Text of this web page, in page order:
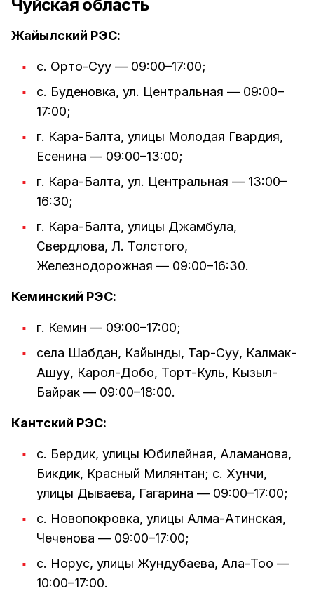
Чуйская область
Жайылский РЭС:
с. Орто-Суу — 09:00–17:00;
с. Буденовка, ул. Центральная — 09:00–
17:00;
г. Кара-Балта, улицы Молодая Гвардия,
Есенина — 09:00–13:00;
г. Кара-Балта, ул. Центральная — 13:00–
16:30;
г. Кара-Балта, улицы Джамбула,
Свердлова, Л. Толстого,
Железнодорожная — 09:00–16:30.
Кеминский РЭС:
г. Кемин — 09:00–17:00;
села Шабдан, Кайынды, Тар-Суу, Калмак-
Ашуу, Карол-Добо, Торт-Куль, Кызыл-
Байрак — 09:00–18:00.
Кантский РЭС:
с. Бердик, улицы Юбилейная, Аламанова,
Бикдик, Красный Милянтан; с. Хунчи,
улицы Дываева, Гагарина — 09:00–17:00;
с. Новопокровка, улицы Алма-Атинская,
Чеченова — 09:00–17:00;
с. Норус, улицы Жундубаева, Ала-Тоо —
10:00–17:00.